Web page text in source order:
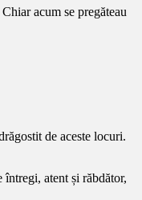
acum se pregăteau
de aceste locuri.
întregi, atent și răbdător,